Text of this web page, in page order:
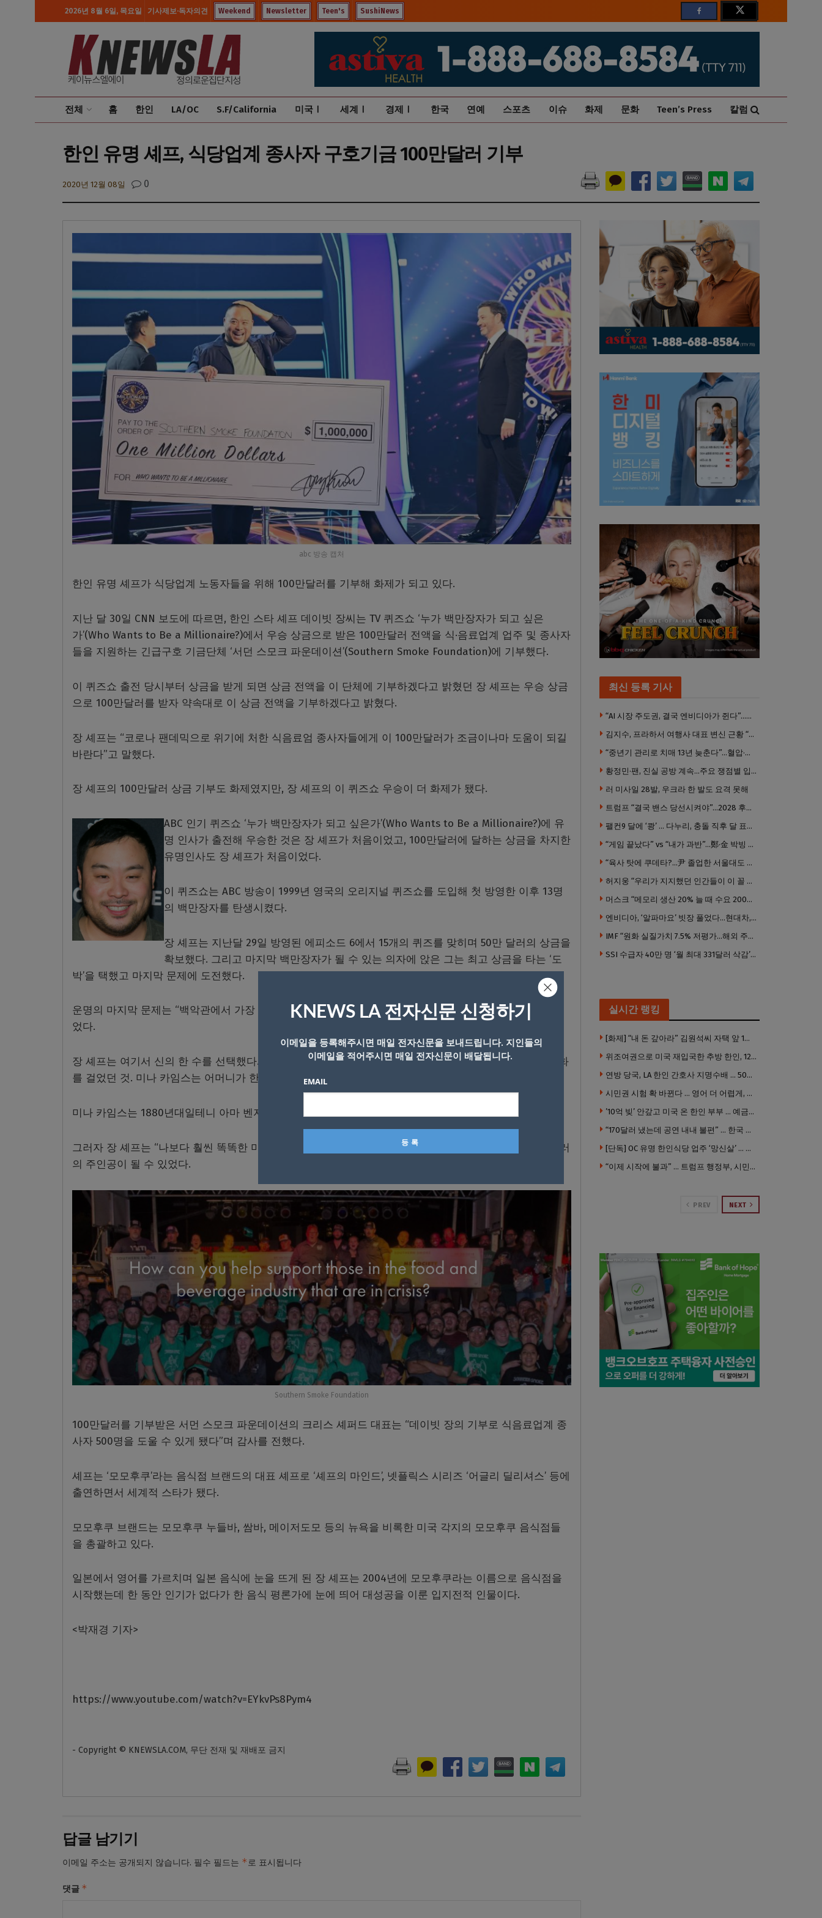
2026년 8월 6일, 목요일 기사제보·독자의견 Weekend Newsletter Teen's SushiNews
전체 홈 한인 LA/OC S.F/California 미국Ⅰ 세계Ⅰ 경제Ⅰ 한국 연예 스포츠 이슈 화제 문화 Teen’s Press 칼럼
한인 유명 셰프, 식당업계 종사자 구호기금 100만달러 기부
2020년 12월 08일 0
abc 방송 캡처
한인 유명 셰프가 식당업계 노동자들을 위해 100만달러를 기부해 화제가 되고 있다.
지난 달 30일 CNN 보도에 따르면, 한인 스타 셰프 데이빗 장씨는 TV 퀴즈쇼 ‘누가 백만장자가 되고 싶은
가’(Who Wants to Be a Millionaire?)에서 우승 상금으로 받은 100만달러 전액을 식·음료업계 업주 및 종사자
들을 지원하는 긴급구호 기금단체 ‘서던 스모크 파운데이션’(Southern Smoke Foundation)에 기부했다.
이 퀴즈쇼 출전 당시부터 상금을 받게 되면 상금 전액을 이 단체에 기부하겠다고 밝혔던 장 셰프는 우승 상금
으로 100만달러를 받자 약속대로 이 상금 전액을 기부하겠다고 밝혔다.
장 셰프는 “코로나 팬데믹으로 위기에 처한 식음료엄 종사자들에게 이 100만달러가 조금이나마 도움이 되길
바란다”고 말했다.
장 셰프의 100만달러 상금 기부도 화제였지만, 장 셰프의 이 퀴즈쇼 우승이 더 화제가 됐다.
ABC 인기 퀴즈쇼 ‘누가 백만장자가 되고 싶은가’(Who Wants to Be a Millionaire?)에 유
명 인사가 출전해 우승한 것은 장 셰프가 처음이었고, 100만달러에 달하는 상금을 차지한
유명인사도 장 셰프가 처음이었다.
이 퀴즈쇼는 ABC 방송이 1999년 영국의 오리지널 퀴즈쇼를 도입해 첫 방영한 이후 13명
의 백만장자를 탄생시켰다.
장 셰프는 지난달 29일 방영된 에피소드 6에서 15개의 퀴즈를 맞히며 50만 달러의 상금을
확보했다. 그리고 마지막 백만장자가 될 수 있는 의자에 앉은 그는 최고 상금을 타는 ‘도
박’을 택했고 마지막 문제에 도전했다.
운명의 마지막 문제는 “백악관에서 가장 먼저 전기를 사용한 대통령은 누구인가”를 묻는 사지선다형 질문이
었다.
장 셰프는 여기서 신의 한 수를 선택했다. 찬스로 ESPN 저널리스트 이자 NFL 해설가인 미나 카임스에게 전화
를 걸었던 것. 미나 카임스는 어머니가 한인으로 유명하다.
미나 카임스는 1880년대일테니 아마 벤자민 해리슨 대통령이라고 답했다.
그러자 장 셰프는 “나보다 훨씬 똑똑한 미나를 믿는다”며 미나 킴스가 준 대답을 정답으로 선택해 100만 달러
의 주인공이 될 수 있었다.
Southern Smoke Foundation
100만달러를 기부받은 서먼 스모크 파운데이션의 크리스 셰퍼드 대표는 “데이빗 장의 기부로 식음료업계 종
사자 500명을 도울 수 있게 됐다”며 감사를 전했다.
셰프는 ‘모모후쿠’라는 음식점 브랜드의 대표 셰프로 ‘셰프의 마인드’, 넷플릭스 시리즈 ‘어글리 딜리셔스’ 등에
출연하면서 세계적 스타가 됐다.
모모후쿠 브랜드는 모모후쿠 누들바, 쌈바, 메이저도모 등의 뉴욕을 비록한 미국 각지의 모모후쿠 음식점들
을 총괄하고 있다.
일본에서 영어를 가르치며 일본 음식에 눈을 뜨게 된 장 셰프는 2004년에 모모후쿠라는 이름으로 음식점을
시작했는데 한 동안 인기가 없다가 한 음식 평론가에 눈에 띄어 대성공을 이룬 입지전적 인물이다.
<박재경 기자>
https://www.youtube.com/watch?v=EYkvPs8Pym4
- Copyright © KNEWSLA.COM, 무단 전재 및 재배포 금지
답글 남기기
이메일 주소는 공개되지 않습니다. 필수 필드는 *로 표시됩니다
댓글 *
최신 등록 기사
“AI 시장 주도권, 결국 엔비디아가 쥔다”…모건스탠리 장담
김지수, 프라하서 여행사 대표 변신 근황 “가볼 만하니…”
“중년기 관리로 치매 13년 늦춘다”…혈압·당뇨·금연 시기가 골든타임
황정민·팬, 진실 공방 계속…주요 쟁점별 입장 정리
러 미사일 28발, 우크라 한 발도 요격 못해
트럼프 “결국 밴스 당선시켜야”…2028 후계 구도 힘 싣나
팰컨9 달에 ‘쾅’ … 다누리, 충돌 직후 달 표면 촬영 유일 탐사선
“게임 끝났다” vs “내가 과반”…鄭·金 박빙 전대 서로 우위 주장
“육사 탓에 쿠데타?…尹 졸업한 서울대도 없애야 하나”
허지웅 “우리가 지지했던 인간들이 이 꼴 만들었다”
머스크 “메모리 생산 20% 늘 때 수요 200% 증가” … 반도체 매출 1조달러 눈 앞
엔비디아, ‘알파마요’ 빗장 풀었다…현대차, 자율주행 속도내나
IMF “원화 실질가치 7.5% 저평가…해외 주식투자 영향”
SSI 수급자 40만 명 ‘월 최대 331달러 삭감’ 위기…10만 명은 수급자격 상실
실시간 랭킹
[화제] “내 돈 갚아라” 김원석씨 자택 앞 1인 광대 시위 … 한인 투자사, “108만 달러 못받아”
위조여권으로 미국 재입국한 추방 한인, 120만 달러 은행 사기 행각
연방 당국, LA 한인 간호사 지명수배 … 500만 달러 메디캐어 사기, 선고 직전 한국 도주
시민권 시험 확 바뀐다 … 영어 더 어렵게, 민간시험 도입 추진
’10억 빚’ 안갚고 미국 온 한인 부부 … 예금보험공사, 미국서 소송
“170달러 냈는데 공연 내내 불편” … 한국 코미디언 LA공연, 음향 불량에 외모 비하 개그 논란
[단독] OC 유명 한인식당 업주 ‘망신살’ … 육류대금 안 갚자 식당서 공개추심
“이제 시작에 불과” … 트럼프 행정부, 시민권 박탈 본격화
PREV NEXT
KNEWS LA 전자신문 신청하기
이메일을 등록해주시면 매일 전자신문을 보내드립니다. 지인들의
이메일을 적어주시면 매일 전자신문이 배달됩니다.
EMAIL